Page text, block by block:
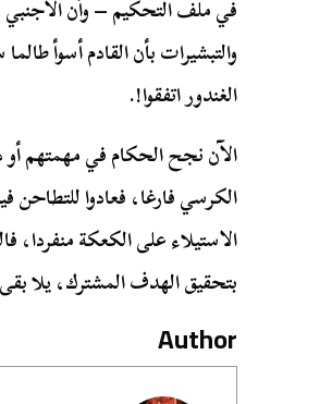
في ملف التحكيم – وأن
والتبشيرات بأن القادم أسوأ
الغندور اتفقوا!.
الآن نجح الحكام في مهمتهم أو
الكرسي فارغا، فعادوا
الاستيلاء على الكعكة منفردا،
بتحقيق الهدف المشترك، يلا
Author